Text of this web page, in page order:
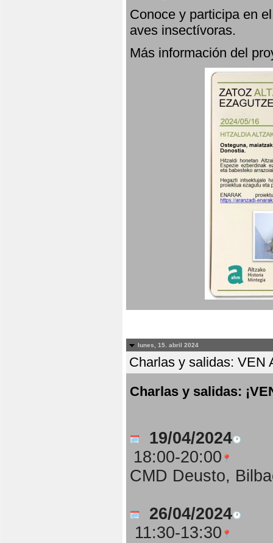
Conoce y participa en
aves insectívoras.
Más información del
lunes, 15. abril 2024
Charlas y salidas: VEN
Charlas y salidas:
19/04/2024
18:00-20:00
CMD Deusto,
26/04/2024
11:30-13:30